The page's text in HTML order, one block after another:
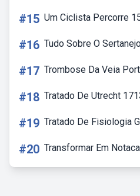
#15 Um Ciclista Percorre
#16 Tudo Sobre O
#17 Trombose Da Veia
#18 Tratado De Utrecht
#19 Tratado De Fisiologia
#20 Transformar Em